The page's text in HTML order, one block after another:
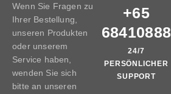
Wenn Sie Fragen zu
Ihrer Bestellung,
unseren Produkten
oder unserem
Service haben,
wenden Sie sich
bitte an unseren
+65
68410888
24/7
PERSÖNLICHER
SUPPORT